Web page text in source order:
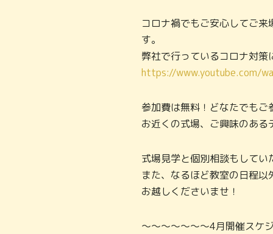
コロナ禍でもご安心してご
す。
弊社で行っているコロナ対策
https://www.youtube.com/
参加費は無料！どなたでもご
お近くの式場、ご興味のある
式場見学と個別相談もしてい
また、なるほど教室の日程
お越しくださいませ！
～～～～～～～4月開催スケ